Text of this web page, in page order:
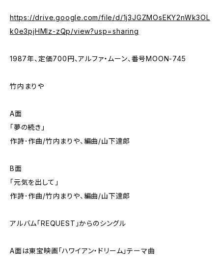
https://drive.google.com/file/d/1j3JGZMOsEKY2nWk3OL
k0e3pjHMlz-zQp/view?usp=sharing
1987年、定価700円、アルファ・ムーン、番号MOON-745
竹内まりや
A面
「夢の続き」
作詩･作曲/竹内まりや、編曲/山下達郎
B面
「元気を出して」
作詩･作曲/竹内まりや、編曲/山下達郎
アルバム｢REQUEST｣からのシングル
A面は東宝映画｢ハワイアン・ドリーム｣テーマ曲